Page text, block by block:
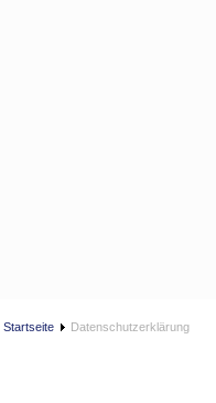
Startseite Datenschutzerklärung